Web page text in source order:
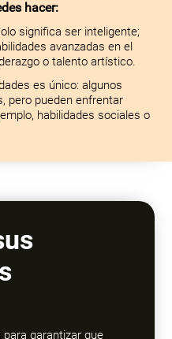
hacer:
significa ser inteligente;
avanzadas en el
o talento artístico.
es único: algunos
pero pueden enfrentar
habilidades sociales o
garantizar que